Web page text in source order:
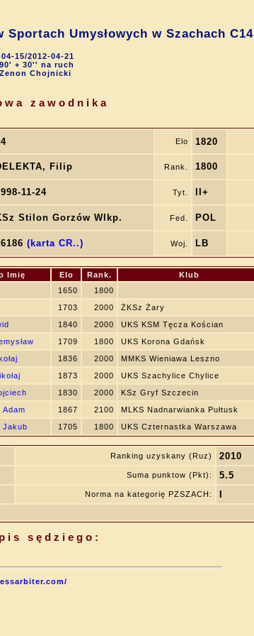
Umysłowych w Szachach C14
15/2012-04-21
+ 30'' na ruch
Chojnicki
zawodnika
Elo 1820
Filip Rank. 1800
11-24 Tyt. II+
Stilon Gorzów Wlkp. Fed. POL
(karta CR..) Woj. LB
Imię Elo Rank.
Klub
1650
1800
1703 2000
ŻKSz Żary
1840 2000
UKS KSM Tęcza Kościan
1709 1800
UKS Korona Gdańsk
1836 2000
MMKS Wieniawa Leszno
1873 2000
UKS Szachylice Chylice
1830 2000
KSz Gryf Szczecin
Adam 1867 2100
MLKS Nadnarwianka Pułtusk
Jakub 1705 1800 UKS Czternastka Warszawa
Ranking uzyskany (Ruz) 2010
Suma punktow (Pkt): 5.5
Norma na kategorię PZSZACH:
sędziego: